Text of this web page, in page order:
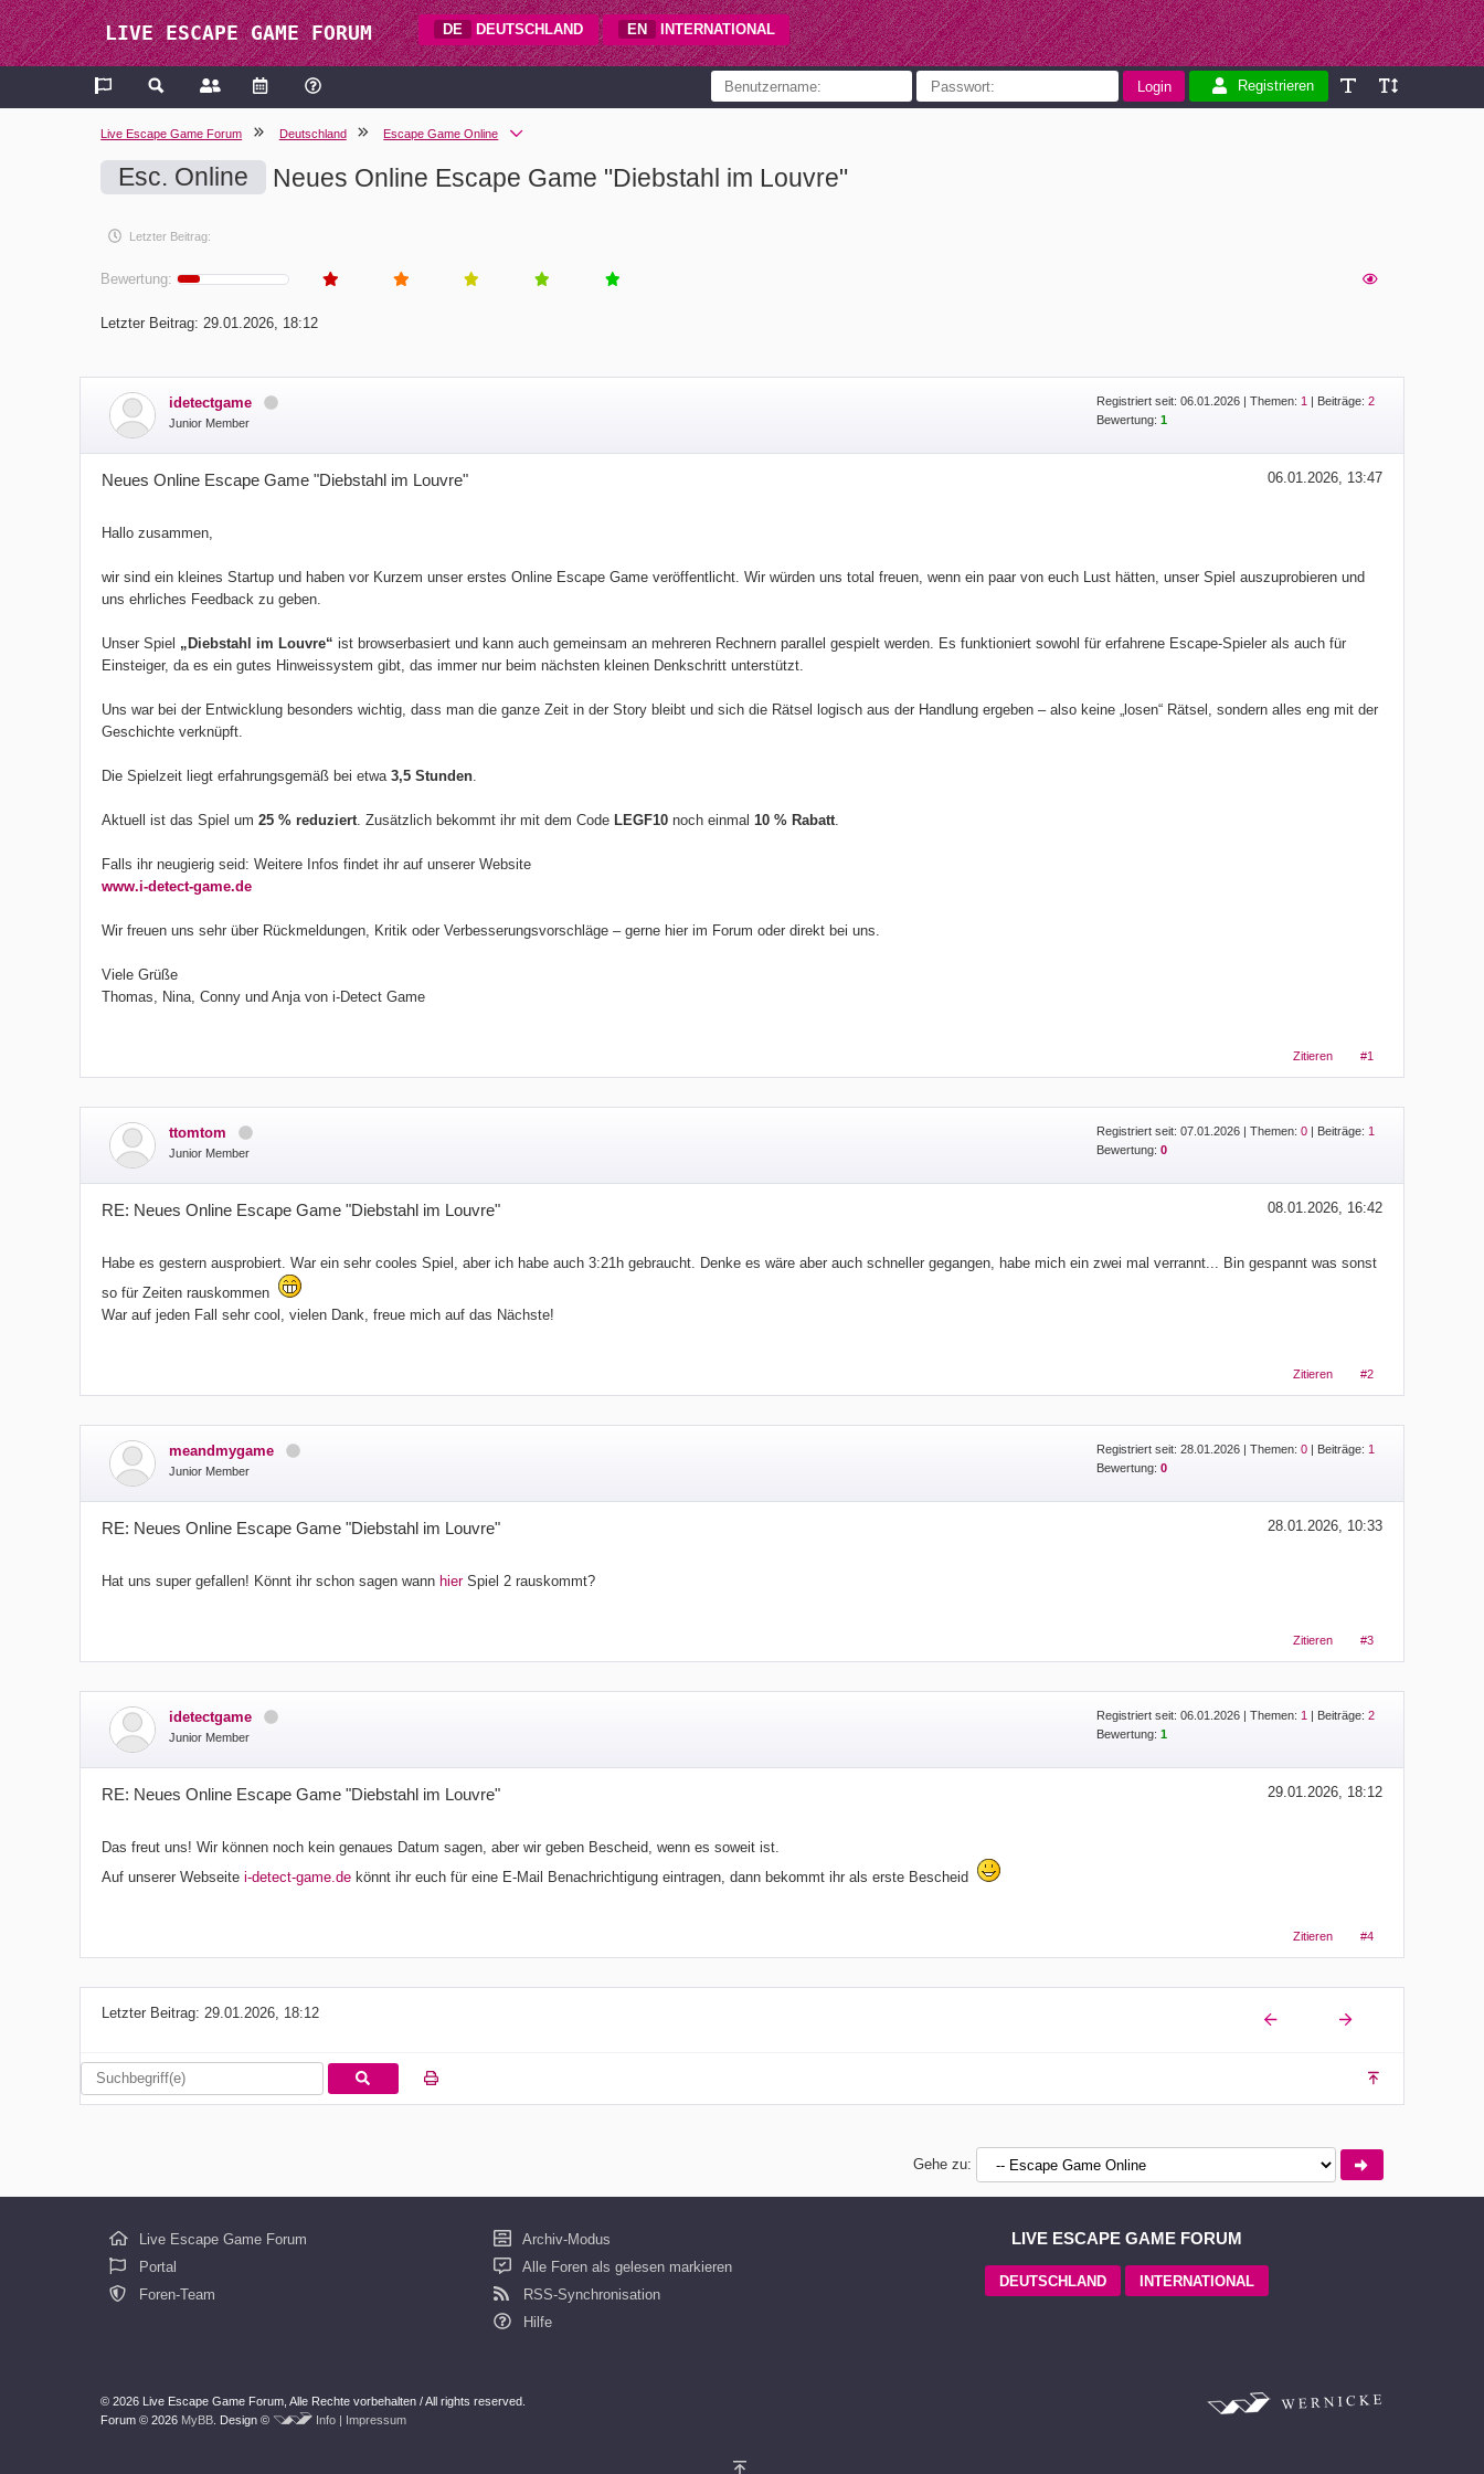
LIVE ESCAPE GAME FORUM DE DEUTSCHLAND EN INTERNATIONAL
Registrieren
Live Escape Game Forum Deutschland Escape Game Online
Esc. Online Neues Online Escape Game "Diebstahl im Louvre"
Letzter Beitrag:
Bewertung:
Letzter Beitrag: 29.01.2026, 18:12
idetectgame
Junior Member
Registriert seit: 06.01.2026 |Themen: 1 | Beiträge:2
Bewertung:1
Neues Online Escape Game "Diebstahl im Louvre" 06.01.2026, 13:47
Hallo zusammen,
wir sind ein kleines Startup und haben vor Kurzem unser erstes Online Escape Game veröffentlicht. Wir würden uns total freuen, wenn ein paar von euch Lust hätten, unser Spiel auszuprobieren und
uns ehrliches Feedback zu geben.
Unser Spiel „Diebstahl im Louvre“ ist browserbasiert und kann auch gemeinsam an mehreren Rechnern parallel gespielt werden. Es funktioniert sowohl für erfahrene Escape-Spieler als auch für
Einsteiger, da es ein gutes Hinweissystem gibt, das immer nur beim nächsten kleinen Denkschritt unterstützt.
Uns war bei der Entwicklung besonders wichtig, dass man die ganze Zeit in der Story bleibt und sich die Rätsel logisch aus der Handlung ergeben – also keine „losen“ Rätsel, sondern alles eng mit der
Geschichte verknüpft.
Die Spielzeit liegt erfahrungsgemäß bei etwa3,5 Stunden.
Aktuell ist das Spiel um25 % reduziert. Zusätzlich bekommt ihr mit dem Code LEGF10 noch einmal10 % Rabatt.
Falls ihr neugierig seid: Weitere Infos findet ihr auf unserer Website
www.i-detect-game.de
Wir freuen uns sehr über Rückmeldungen, Kritik oder Verbesserungsvorschläge – gerne hier im Forum oder direkt bei uns.
Viele Grüße
Thomas, Nina, Conny und Anja von i-Detect Game
Zitieren #1
ttomtom
Junior Member
Registriert seit: 07.01.2026 |Themen:0 | Beiträge: 1
Bewertung:0
RE: Neues Online Escape Game "Diebstahl im Louvre" 08.01.2026, 16:42
Habe es gestern ausprobiert. War ein sehr cooles Spiel, aber ich habe auch 3:21h gebraucht. Denke es wäre aber auch schneller gegangen, habe mich ein zwei mal verrannt... Bin gespannt was sonst
so für Zeiten rauskommen
War auf jeden Fall sehr cool, vielen Dank, freue mich auf das Nächste!
Zitieren #2
meandmygame
Junior Member
Registriert seit: 28.01.2026 |Themen:0 | Beiträge: 1
Bewertung:0
RE: Neues Online Escape Game "Diebstahl im Louvre" 28.01.2026, 10:33
Hat uns super gefallen! Könnt ihr schon sagen wann hierSpiel 2 rauskommt?
Zitieren #3
idetectgame
Junior Member
Registriert seit: 06.01.2026 |Themen: 1 | Beiträge:2
Bewertung:1
RE: Neues Online Escape Game "Diebstahl im Louvre" 29.01.2026, 18:12
Das freut uns! Wir können noch kein genaues Datum sagen, aber wir geben Bescheid, wenn es soweit ist.
Auf unserer Webseitei-detect-game.de könnt ihr euch für eine E-Mail Benachrichtigung eintragen, dann bekommt ihr als erste Bescheid
Zitieren #4
Letzter Beitrag: 29.01.2026, 18:12
Gehe zu:
Live Escape Game Forum
Portal
Foren-Team
Archiv-Modus
Alle Foren als gelesen markieren
RSS-Synchronisation
Hilfe
LIVE ESCAPE GAME FORUM
DEUTSCHLAND INTERNATIONAL
© 2026 Live Escape Game Forum, Alle Rechte vorbehalten /All rights reserved.
Forum © 2026 MyBB Design © Info | Impressum